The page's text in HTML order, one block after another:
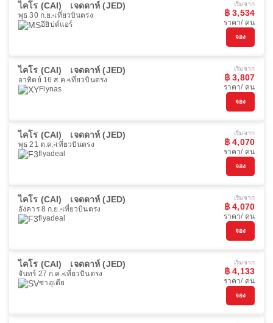
ไคโร (CAI) เจดดาห์ (JED)
พุธ 30 ก.ย. เที่ยวบินตรง
อียิปต์แอร์
เริ่มจาก
฿ 3,534
ราคา/ คน
จอง
ไคโร (CAI) เจดดาห์ (JED)
อาทิตย์ 16 ส.ค. เที่ยวบินตรง
Flynas
เริ่มจาก
฿ 3,807
ราคา/ คน
จอง
ไคโร (CAI) เจดดาห์ (JED)
พุธ 21 ต.ค. เที่ยวบินตรง
flyadeal
เริ่มจาก
฿ 4,070
ราคา/ คน
จอง
ไคโร (CAI) เจดดาห์ (JED)
อังคาร 8 ก.ย. เที่ยวบินตรง
flyadeal
เริ่มจาก
฿ 4,070
ราคา/ คน
จอง
ไคโร (CAI) เจดดาห์ (JED)
จันทร์ 27 ก.ค. เที่ยวบินตรง
ซาอุเดีย
เริ่มจาก
฿ 4,133
ราคา/ คน
จอง